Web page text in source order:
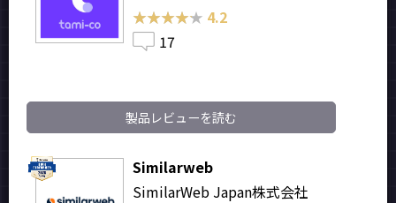
★★★★★
★★★★★ 4.2
17
製品レビューを読む
Similarweb
SimilarWeb Japan株式会社